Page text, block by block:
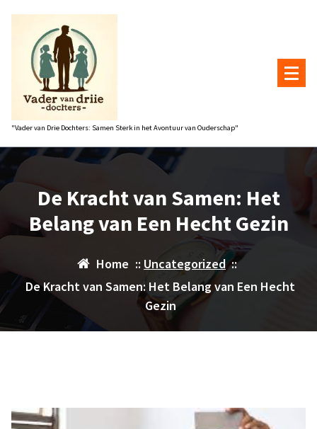
"Vader van Drie Dochters: Samen Sterk in het Avontuur van Ouderschap"
De Kracht van Samen: Het
Belang van Een Hecht Gezin
Home :: Uncategorized::
De Kracht van Samen: Het Belang van Een Hecht
Gezin